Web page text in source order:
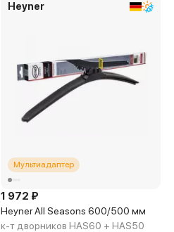
Heyner
Мультиадаптер
1 972 ₽
Heyner All Seasons 600/500 мм
к-т дворников HAS60 + HAS50